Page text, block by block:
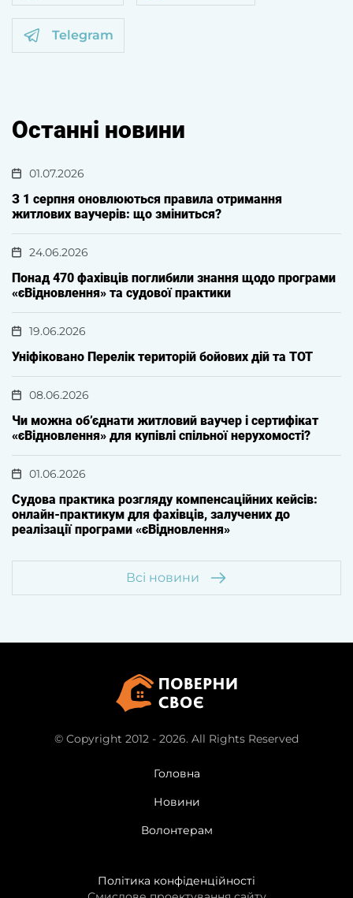
Останні новини
01.07.2026
З 1 серпня оновлюються правила отримання
житлових ваучерів: що зміниться?
24.06.2026
Понад 470 фахівців поглибили знання щодо програми
«єВідновлення» та судової практики
19.06.2026
Уніфіковано Перелік територій бойових дій та ТОТ
08.06.2026
Чи можна об’єднати житловий ваучер і сертифікат
«єВідновлення» для купівлі спільної нерухомості?
01.06.2026
Судова практика розгляду компенсаційних кейсів:
онлайн-практикум для фахівців, залучених до
реалізації програми «єВідновлення»
Всі новини
Telegram
© Copyright 2012 - 2026. All Rights Reserved
Головна
Новини
Волонтерам
Політика конфіденційності